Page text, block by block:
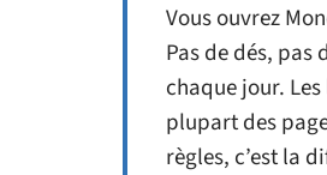
Vous ouvrez
Pas de dés, pas
chaque jour.
plupart des
règles, c’est la